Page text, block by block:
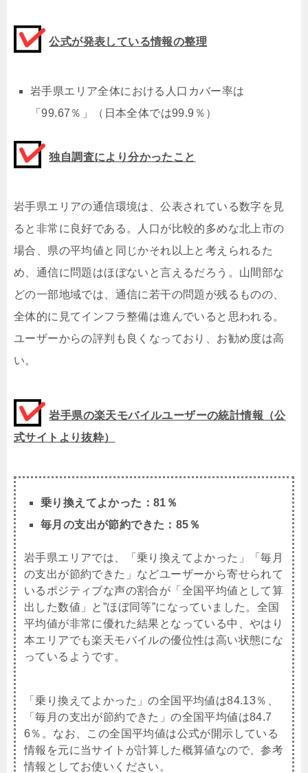
公式が発表している情報の整理
岩手県エリア全体における人口カバー率は
「99.67％」（日本全体では99.9％）
独自調査により分かったこと
岩手県エリアの通信環境は、公表されている数字を見
ると非常に良好である。人口が比較的多めな北上市の
場合、県の平均値と同じかそれ以上と考えられるた
め、通信に問題はほぼないと言えるだろう。山間部な
どの一部地域では、通信に若干の問題が残るものの、
全体的に見てインフラ整備は進んでいると思われる。
ユーザーからの評判も良くなっており、お勧め度は高
い。
岩手県の楽天モバイルユーザーの統計情報（公
式サイトより抜粋）
乗り換えてよかった：81％
毎月の支出が節約できた：85％
岩手県エリアでは、「乗り換えてよかった」「毎月
の支出が節約できた」などユーザーから寄せられて
いるポジティブな声の割合が「全国平均値として算
出した数値」と”ほぼ同等”になっていました。全国
平均値が非常に優れた結果となっている中、やはり
本エリアでも楽天モバイルの優位性は高い状態にな
っているようです。
「乗り換えてよかった」の全国平均値は84.13％、
「毎月の支出が節約できた」の全国平均値は84.7
6％。なお、この全国平均値は公式が開示している
情報を元に当サイトが計算した概算値なので、参考
情報としてお使いください。